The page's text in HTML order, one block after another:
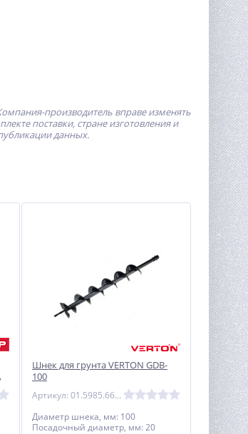
производитель вправе изменять
поставки, стране изготовления и
данных.
Шнек для грунта VERTON GDB-
100
Артикул: 01.5985.6672
Диаметр шнека, мм: 100
Посадочный диаметр, мм: 20